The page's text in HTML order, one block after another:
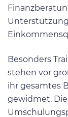
Besonders
stehen vor
ihr gesamtes
gewidmet.